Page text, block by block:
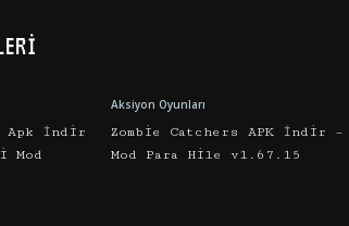
Apk İndir
Aksiyon Oyunları
Zombie Catchers APK İndir –
Mod Para Hile v1.67.15